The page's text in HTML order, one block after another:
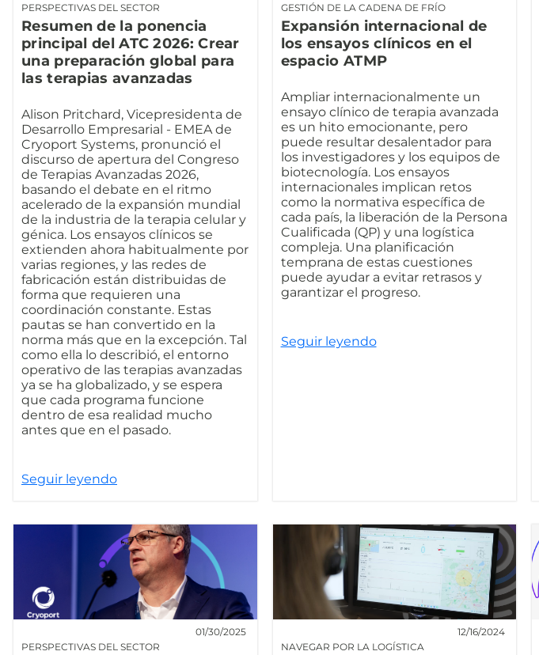
PERSPECTIVAS DEL SECTOR
Resumen de la ponencia
principal del ATC 2026: Crear
una preparación global para
las terapias avanzadas
Alison Pritchard, Vicepresidenta de
Desarrollo Empresarial - EMEA de
Cryoport Systems, pronunció el
discurso de apertura del Congreso
de Terapias Avanzadas 2026,
basando el debate en el ritmo
acelerado de la expansión mundial
de la industria de la terapia celular y
génica. Los ensayos clínicos se
extienden ahora habitualmente por
varias regiones, y las redes de
fabricación están distribuidas de
forma que requieren una
coordinación constante. Estas
pautas se han convertido en la
norma más que en la excepción. Tal
como ella lo describió, el entorno
operativo de las terapias avanzadas
ya se ha globalizado, y se espera
que cada programa funcione
dentro de esa realidad mucho
antes que en el pasado.
Seguir leyendo
GESTIÓN DE LA CADENA DE FRÍO
Expansión internacional de
los ensayos clínicos en el
espacio ATMP
Ampliar internacionalmente un
ensayo clínico de terapia avanzada
es un hito emocionante, pero
puede resultar desalentador para
los investigadores y los equipos de
biotecnología. Los ensayos
internacionales implican retos
como la normativa específica de
cada país, la liberación de la Persona
Cualificada (QP) y una logística
compleja. Una planificación
temprana de estas cuestiones
puede ayudar a evitar retrasos y
garantizar el progreso.
Seguir leyendo
PERSPECTIVAS DEL SECTOR
01/30/2025
NAVEGAR POR LA LOGÍSTICA
12/16/2024